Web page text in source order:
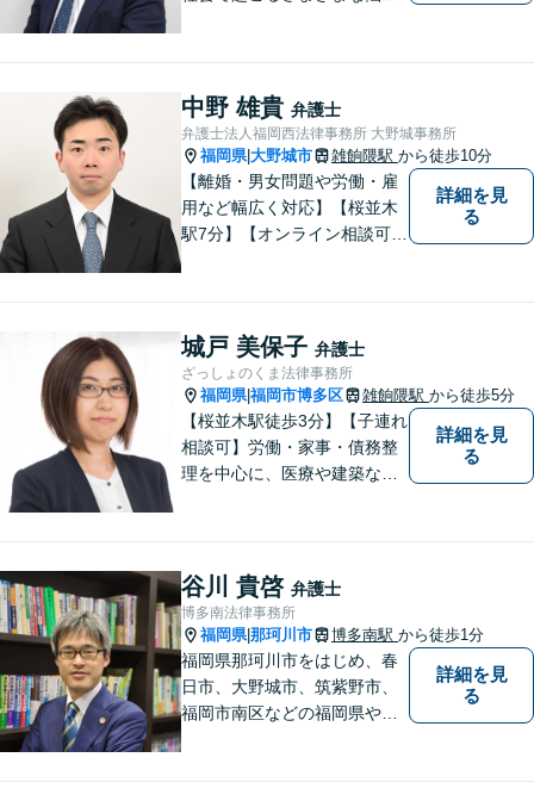
す。 困りごとやご相談があり
ましたら、どうぞお気軽にお
声がけください。
中野 雄貴 弁護士
弁護士法人福岡西法律事務所 大野城事務所
福岡県|大野城市 雑餉隈駅 から徒歩10分
【離婚・男女問題や労働・雇
用など幅広く対応】【桜並木
駅7分】【オンライン相談可
上で、最適な解決策を共に考
えます。
詳細を見
る
城戸 美保子 弁護士
ざっしょのくま法律事務所
福岡県|福岡市博多区 雑餉隈駅 から徒歩5分
【桜並木駅徒歩3分】【子連れ
相談可】労働・家事・債務整
理を中心に、医療や建築など
も、早めにお越しいただい
て、一緒に解決を目指しまし
ょう。
詳細を見
る
谷川 貴啓 弁護士
博多南法律事務所
福岡県|那珂川市 博多南駅 から徒歩1分
福岡県那珂川市をはじめ、春
日市、大野城市、筑紫野市、
福岡市南区などの福岡県や九
詳細を見
る